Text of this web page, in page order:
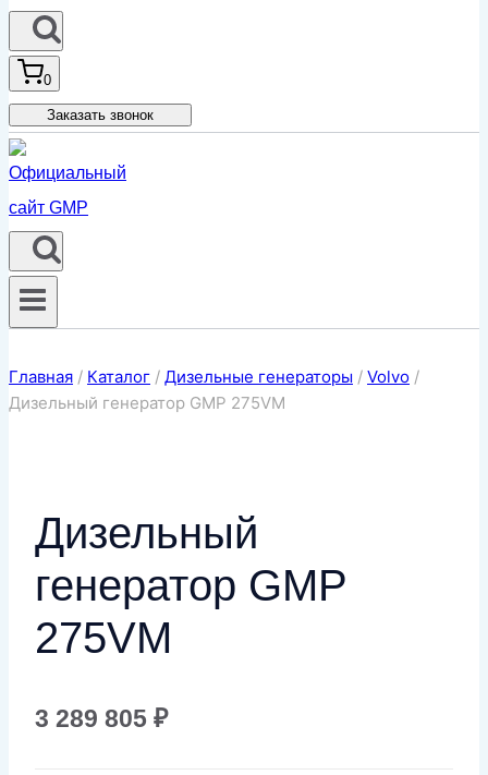
0
Заказать звонок
Главная / Каталог / Дизельные генераторы / Volvo /
Дизельный генератор GMP 275VM
Дизельный
генератор GMP
275VM
3 289 805 ₽